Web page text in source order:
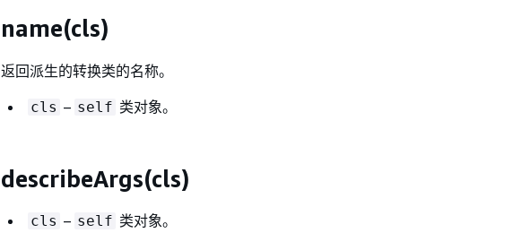
name(cls)
返回派生的转换类的名称。
cls – self 类对象。
describeArgs(cls)
cls – self 类对象。